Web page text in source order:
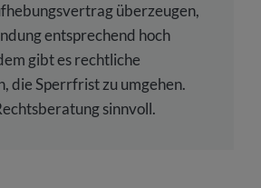
überzeugen,
entsprechend hoch
gibt es rechtliche
die Sperrfrist zu umgehen.
sinnvoll.